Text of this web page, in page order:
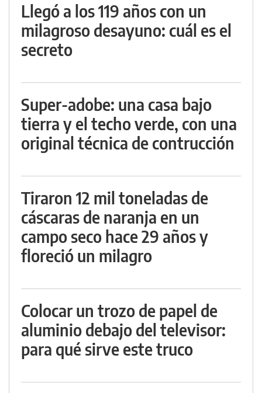
Llegó a los 119 años con un
milagroso desayuno: cuál es el
secreto
Super-adobe: una casa bajo
tierra y el techo verde, con una
original técnica de contrucción
Tiraron 12 mil toneladas de
cáscaras de naranja en un
campo seco hace 29 años y
floreció un milagro
Colocar un trozo de papel de
aluminio debajo del televisor:
para qué sirve este truco